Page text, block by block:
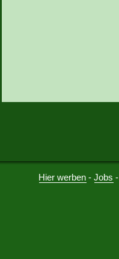
Hier werben -Jobs -